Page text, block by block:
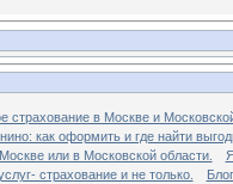
страхование в Москве и
как оформить и где найти
или в Московской области.
страхование и не только.
Блог